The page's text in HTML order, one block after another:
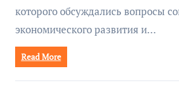
которого обсуждались вопросы
экономического развития и…
Read More